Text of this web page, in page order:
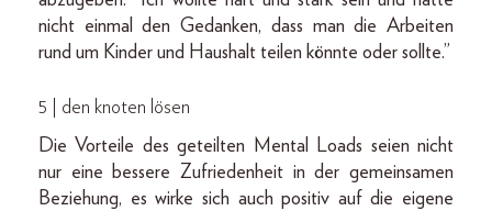
nicht einmal den Gedanken, dass man die Arbeiten
rund um Kinder und Haushalt teilen könnte oder sollte.”
5 | den knoten lösen
Die Vorteile des geteilten Mental Loads seien nicht
nur eine bessere Zufriedenheit in der gemeinsamen
Beziehung, es wirke sich auch positiv auf die eigene